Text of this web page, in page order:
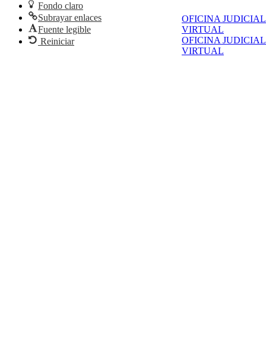
OFICINA JUDICIAL
VIRTUAL
OFICINA JUDICIAL
VIRTUAL
Fondo claro
Subrayar enlaces
Fuente legible
Reiniciar